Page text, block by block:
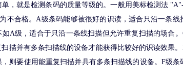
，就是检测条码的质量等级的。一般用美标检测法
不合格。A级条码能够被很好的识读，适合只沿一条线
A级，适合于只沿一条线扫描但允许重复扫描的场合
描并有多条扫描线的设备才能获得比较好的识读效果
则要使用能重复扫描并具有多条扫描线的设备。F级条